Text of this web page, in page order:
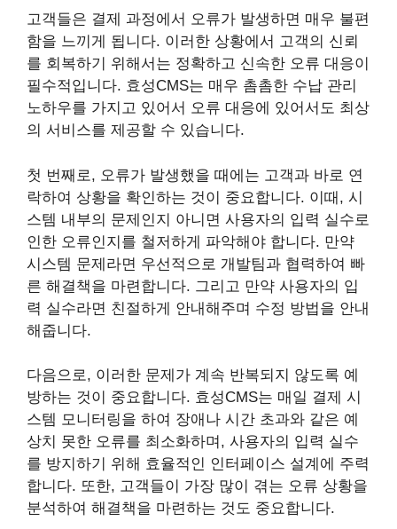
고객들은 결제 과정에서 오류가 발생하면 매우 불편
함을 느끼게 됩니다. 이러한 상황에서 고객의 신뢰
를 회복하기 위해서는 정확하고 신속한 오류 대응이
필수적입니다. 효성CMS는 매우 촘촘한 수납 관리
노하우를 가지고 있어서 오류 대응에 있어서도 최상
의 서비스를 제공할 수 있습니다.
첫 번째로, 오류가 발생했을 때에는 고객과 바로 연
락하여 상황을 확인하는 것이 중요합니다. 이때, 시
스템 내부의 문제인지 아니면 사용자의 입력 실수로
인한 오류인지를 철저하게 파악해야 합니다. 만약
시스템 문제라면 우선적으로 개발팀과 협력하여 빠
른 해결책을 마련합니다. 그리고 만약 사용자의 입
력 실수라면 친절하게 안내해주며 수정 방법을 안내
해줍니다.
다음으로, 이러한 문제가 계속 반복되지 않도록 예
방하는 것이 중요합니다. 효성CMS는 매일 결제 시
스템 모니터링을 하여 장애나 시간 초과와 같은 예
상치 못한 오류를 최소화하며, 사용자의 입력 실수
를 방지하기 위해 효율적인 인터페이스 설계에 주력
합니다. 또한, 고객들이 가장 많이 겪는 오류 상황을
분석하여 해결책을 마련하는 것도 중요합니다.